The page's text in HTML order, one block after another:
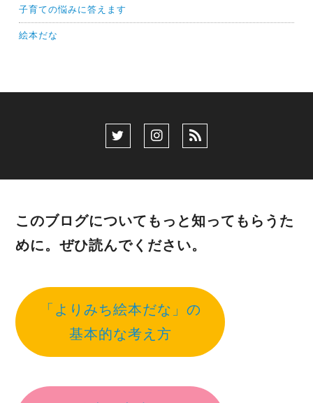
子育ての悩みに答えます
絵本だな
このブログについてもっと知ってもらうた
めに。ぜひ読んでください。
「よりみち絵本だな」の
基本的な考え方